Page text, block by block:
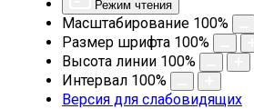
Режим чтения
Масштабирование 100%
Размер шрифта 100%
Высота линии 100%
Интервал 100%
Версия для слабовидящих